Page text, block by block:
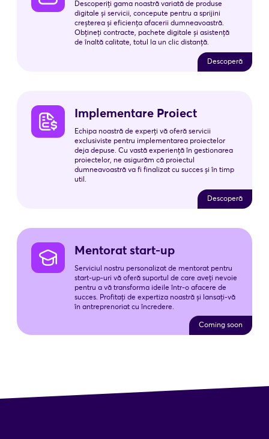
Descoperiți gama noastră variată de produse
digitale și servicii, concepute pentru a sprijini
creșterea și eficiența afacerii dumneavoastră.
Obțineți contracte, pachete digitale și asistență
de înaltă calitate, totul la un clic distanță.
Descoperă
Implementare Proiect
Echipa noastră de experți vă oferă servicii
exclusiviste pentru implementarea proiectelor
deja depuse. Cu vastă experiență în gestionarea
proiectelor, ne asigurăm că proiectul
dumneavoastră va fi finalizat cu succes și în timp
util.
Descoperă
Mentorat start-up
Serviciul nostru personalizat de mentorat pentru
start-up-uri vă oferă suportul de care aveți nevoie
pentru a vă transforma ideile într-o afacere de
succes. Profitați de expertiza noastră și lansați-vă
în antreprenoriat cu încredere.
Coming soon